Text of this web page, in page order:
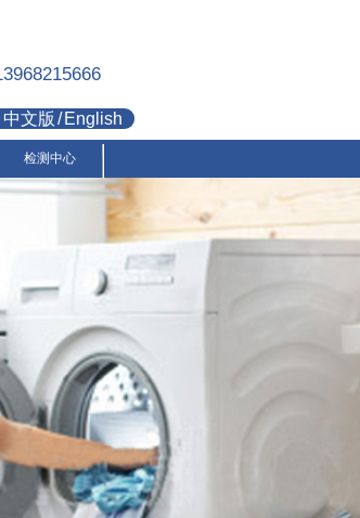
中文版 / English
检测中心